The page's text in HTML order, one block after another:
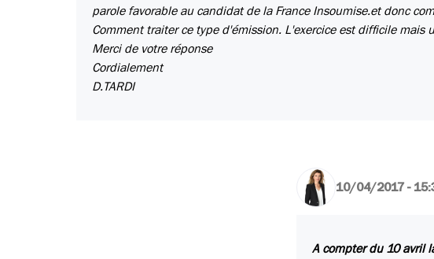
parole favorable au candidat de la France Insoumise.et donc
Comment traiter ce type d'émission. L'exercice est difficile mais
Merci de votre réponse
Cordialement
D.TARDI
10/04/2017 -
A compter du 10 avril